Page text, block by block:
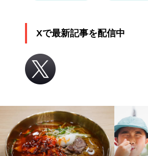
Xで最新記事を配信中